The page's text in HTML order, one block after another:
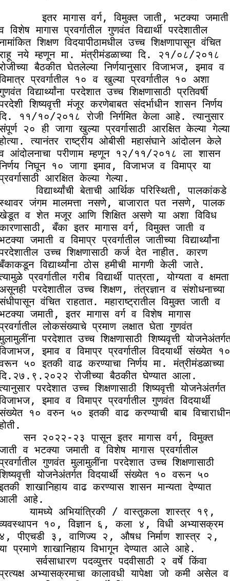
इतर मागास वर्ग, विमुक्त जाती, भटक्या जमाती
विशेष मागास प्रवर्गातील गुणवंत विद्यार्थी परदेशातील
शिक्षण विदयापीठामधील उच्च शिक्षणापासून वंचित
नये म्हणून मा. मंत्रीमंडळाच्या दि. २१/०८/२०१८
बैठकीत घेतलेल्या निर्णयानुसार विजाभज, इमाव व
प्रवर्गातील १० व खुल्या प्रवर्गातील १० अशा
विद्यार्थ्यांना परदेशात उच्च शिक्षणासाठी प्रतिवर्षी
शिष्यवृत्ती मंजूर करणेबाबत संदर्भाधीन शासन निर्णय
११/१०/२०१८ रोजी निर्गमित केला आहे. त्यानुसार
२० ही जागा खुल्या प्रवर्गासाठी आरक्षित केल्या गेल्या
त्यानंतर राष्ट्रीय ओबीसी महासंघाने आंदोलन केले
आंदोलनाचा परीणाम म्हणून १२/११/२०१८ ला शासन
निघून १० जागा इमाव, विजाभज व विमाप्र या
आरक्षित केल्या गेल्या.
विद्यार्थ्यांची बेताची आर्थिक परिस्थिती, पालकांकडे
जंगम मालमत्ता नसणे, बाजारात पत नसणे, पालक
व शेत मजूर आणि शिक्षित असणे या अशा विविध
बँका इतर मागास वर्ग, विमुक्त जाती व
जमाती व विमाप्र प्रवर्गातील जातीच्या विद्यार्थ्यांना
उच्च शिक्षणासाठी कर्ज देत नाहीत. कारण
विद्यार्थ्यांना ठोस हमीची मागणी केली जाते.
प्रवर्गातील गरीब विद्यार्थी पात्रता, योग्यता व क्षमता
परदेशातील उच्च शिक्षण, तंत्रज्ञान व संशोधनाच्या
वंचित राहतात. महाराष्ट्रातील विमुक्त जाती व
जमाती, इतर मागास वर्ग व विशेष मागास
लोकसंख्याचे प्रमाण लक्षात घेता गुणवंत
परदेशात उच्च शिक्षणासाठी शिष्यवृत्ती
इमाव व विमाप्र प्रवर्गातील विदयार्थी संख्येत १०
५० इतकी वाढ करण्याचा निर्णय मा. मंत्रीमंडळाच्या
रोजीच्या बैठकीत घेण्यात आला.
परदेशात उच्च शिक्षणासाठी शिष्यवृत्ती योजनेअंतर्गत
इमाव व विमाप्र प्रवर्गातील गुणवंत विदयार्थी
१० वरुन ५० इतकी वाढ करण्याची बाब
२०२२-२३ पासून इतर मागास वर्ग, विमुक्त
व भटक्या जमाती व विशेष मागास प्रवर्गातील
गुणवंत मुलामुलींना परदेशात उच्च शिक्षणासाठी
योजनेअंतर्गत विदयार्थी संख्येत १० वरून ५०
शाखानिहाय वाढ करण्यास शासन मान्यता देण्यात
आहे.
यामध्ये अभियांत्रिकी / वास्तुकला शास्त्र १९,
१०, विज्ञान ६, कला ४, विधी अभ्यासक्रम
पीएचडी ३, वाणिज्य २, औषध निर्माण शास्त्र २,
प्रमाणे शाखानिहाय विभागून देण्यात आले आहे.
सर्वसाधारण पदव्युत्तर पदवीसाठी २ वर्षे किंवा
अभ्यासक्रमाचा कालावधी यापेक्षा जो कमी असेल व